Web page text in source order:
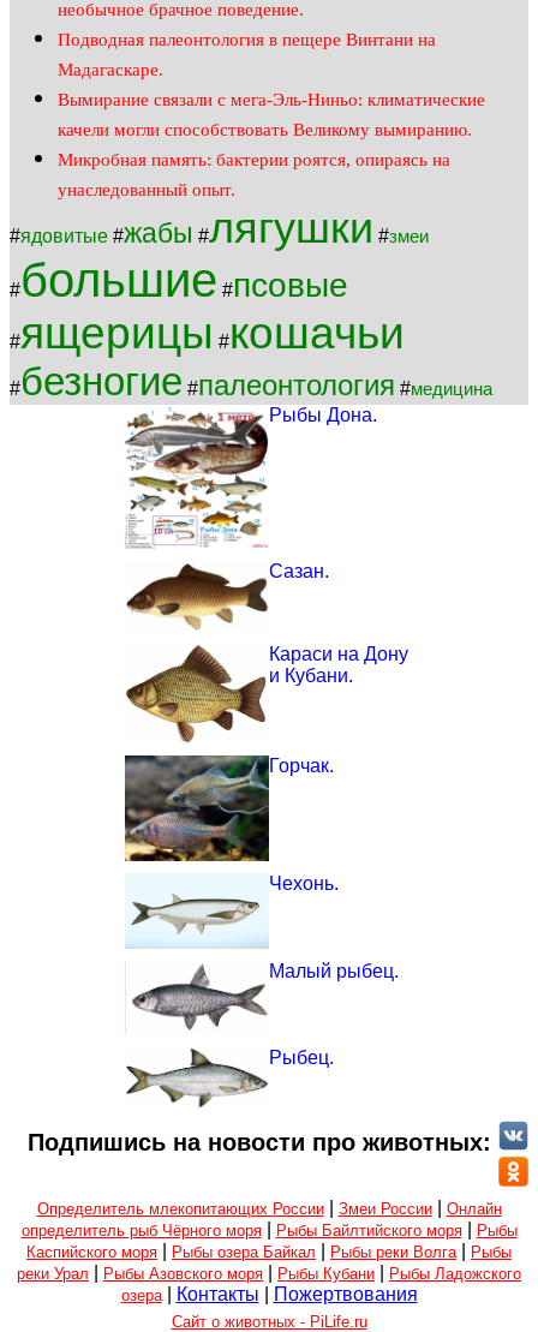
необычное брачное поведение.
Подводная палеонтология в пещере Винтани на
Мадагаскаре.
Вымирание связали с мега-Эль-Ниньо: климатические
качели могли способствовать Великому вымиранию.
Микробная память: бактерии роятся, опираясь на
унаследованный опыт.
#ядовитые #жабы #лягушки #змеи
#большие #псовые
#ящерицы #кошачьи
#безногие #палеонтология #медицина
Рыбы Дона.
Сазан.
Караси на Дону
и Кубани.
Горчак.
Чехонь.
Малый рыбец.
Рыбец.
Подпишись на новости про животных:
Определитель млекопитающих России| Змеи России| Онлайн
определитель рыб Чёрного моря| Рыбы Байлтийского моря|
Рыбы
Каспийского моря
Рыбы озера Байкал Рыбы реки Волга
Рыбы
реки Урал
Рыбы Азовского моря Рыбы Кубани
Рыбы Ладожского
озера| Контакты Пожертвования
Сайт о животных - PiLife.ru